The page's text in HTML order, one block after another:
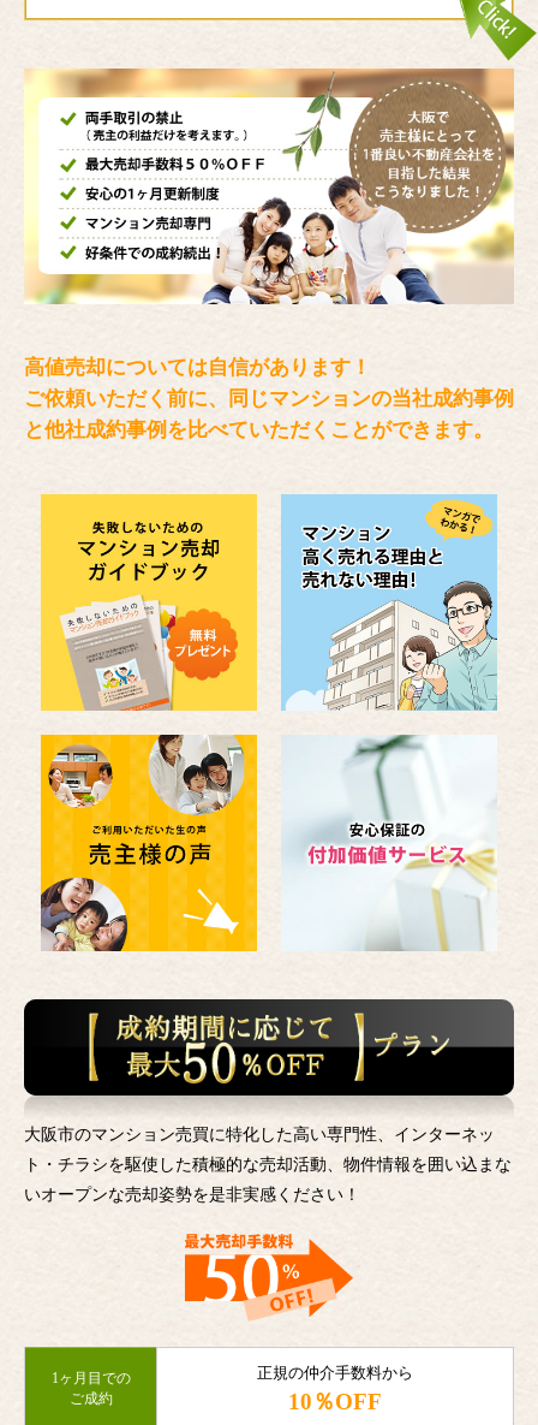
高値売却については自信があります！
ご依頼いただく前に、同じマンションの当社成約事例
と他社成約事例を比べていただくことができます。
大阪市のマンション売買に特化した高い専門性、インターネッ
ト・チラシを駆使した積極的な売却活動、 物件情報を囲い込まな
いオープンな売却姿勢を是非実感ください！
1ヶ月目での
ご成約
正規の仲介手数料から
10％OFF